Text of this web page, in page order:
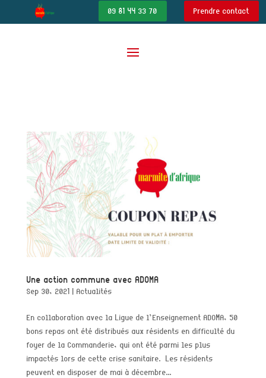
09 81 44 33 70 Prendre contact
Une action commune avec ADOMA
Sep 30, 2021 | Actualités
En collaboration avec la Ligue de l’Enseignement ADOMA, 50
bons repas ont été distribués aux résidents en difficulté du
foyer de la Commanderie, qui ont été parmi les plus
impactés lors de cette crise sanitaire. Les résidents
peuvent en disposer de mai à décembre...